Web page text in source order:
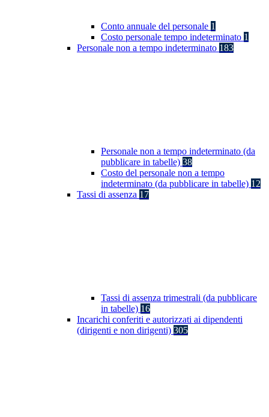
Conto annuale del personale 1
Costo personale tempo indeterminato 1
Personale non a tempo indeterminato 183
Personale non a tempo indeterminato (da
pubblicare in tabelle) 38
Costo del personale non a tempo
indeterminato (da pubblicare in tabelle) 12
Tassi di assenza 17
Tassi di assenza trimestrali (da pubblicare
in tabelle) 16
Incarichi conferiti e autorizzati ai dipendenti
(dirigenti e non dirigenti) 305